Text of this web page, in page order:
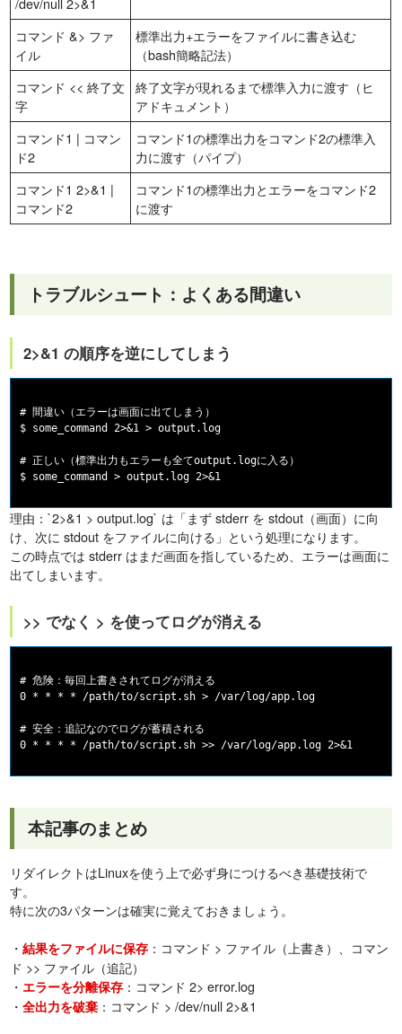
コマンド &> ファ
イル
標準出力+エラーをファイルに書き込む
（bash簡略記法）
コマンド << 終了文
字
終了文字が現れるまで標準入力に渡す（ヒ
アドキュメント）
コマンド1 | コマン
ド2
コマンド1の標準出力をコマンド2の標準入
力に渡す（パイプ）
コマンド1 2>&1 |
コマンド2
コマンド1の標準出力とエラーをコマンド2
に渡す
トラブルシュート：よくある間違い
2>&1 の順序を逆にしてしまう
# 間違い（エラーは画面に出てしまう）
$ some_command 2>&1 > output.log
# 正しい（標準出力もエラーも全てoutput.logに入る）
理由：`2>&1 > output.log` は「まず stderr を stdout（画面）に向
け、次に stdout をファイルに向ける」という処理になります。
この時点では stderr はまだ画面を指しているため、エラーは画面に
出てしまいます。
>> でなく > を使ってログが消える
# 危険：毎回上書きされてログが消える
0 * * * * /path/to/script.sh > /var/log/app.log
# 安全：追記なのでログが蓄積される
本記事のまとめ
リダイレクトはLinuxを使う上で必ず身につけるべき基礎技術で
す。
特に次の3パターンは確実に覚えておきましょう。
・結果をファイルに保存 ：コマンド > ファイル（上書き）、コマン
ド >> ファイル（追記）
・ エラーを分離保存 ：コマンド 2> error.log
・全出力を破棄 ：コマンド > /dev/null 2>&1